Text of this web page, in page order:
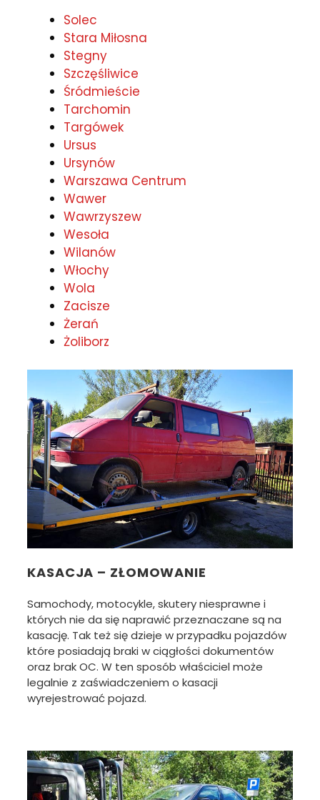
Solec
Stara Miłosna
Stegny
Szczęśliwice
Śródmieście
Tarchomin
Targówek
Ursus
Ursynów
Warszawa Centrum
Wawer
Wawrzyszew
Wesoła
Wilanów
Włochy
Wola
Zacisze
Żerań
Żoliborz
KASACJA – ZŁOMOWANIE
Samochody, motocykle, skutery niesprawne i
których nie da się naprawić przeznaczane są na
kasację. Tak też się dzieje w przypadku pojazdów
które posiadają braki w ciągłości dokumentów
oraz brak OC. W ten sposób właściciel może
legalnie z zaświadczeniem o kasacji
wyrejestrować pojazd.